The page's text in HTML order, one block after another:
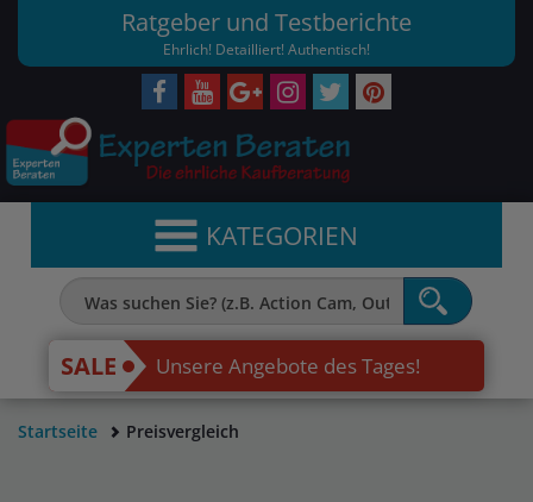
Ratgeber und Testberichte
Ehrlich! Detailliert! Authentisch!
KATEGORIEN
SALE Unsere Angebote des Tages!
Startseite Preisvergleich